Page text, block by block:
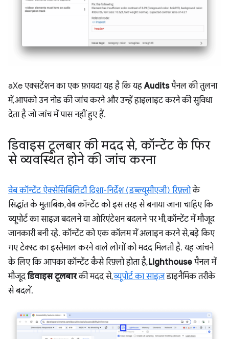
aXe एक्सटेंशन का एक फ़ायदा यह है कि यहAuditsपैनल की तुलना
में, आपको उन नोड की जांच करने और उन्हें हाइलाइट करने की सुविधा
देता है जो जांच में पास नहीं हुए हैं.
डिवाइस टूलबार की मदद से, कॉन्टेंट के फिर
से व्यवस्थित होने की जांच करना
वेब कॉन्टेंट ऐक्सेसिबिलिटी दिशा-निर्देश (डब्ल्यूसीएजी) रिफ़्लोके
सिद्धांत के मुताबिक, वेब कॉन्टेंट को इस तरह से बनाया जाना चाहिए कि
व्यूपोर्ट का साइज़ बदलने या ओरिएंटेशन बदलने पर भी, कॉन्टेंट में मौजूद
जानकारी बनी रहे. कॉन्टेंट को एक कॉलम में अलाइन करने से, बड़े किए
गए टेक्स्ट का इस्तेमाल करने वाले लोगों को मदद मिलती है. यह जांचने
के लिए कि आपका कॉन्टेंट कैसे रिफ़्लो होता है,Lighthouse पैनल में
मौजूदडिवाइस टूलबारकी मदद से,व्यूपोर्ट का साइज़डाइनैमिक तरीके
से बदलें.